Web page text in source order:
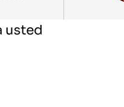
usted